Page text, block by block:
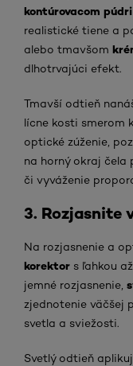
kontúrovacom púdri
realistické tiene a
alebo tmavšom
dlhotrvajúci efekt.
Tmavší odtieň
lícne kosti smerom
optické zúženie,
na horný okraj čela
či vyváženie
3. Rozjasnite
Na rozjasnenie a
korektor s ľahkou
jemné rozjasnenie,
zjednotenie väčšej
svetla a sviežosti.
Svetlý odtieň